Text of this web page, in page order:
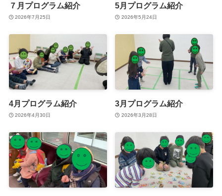
７月プログラム紹介
2026年7月25日
5月プログラム紹介
2026年5月24日
4月プログラム紹介
2026年4月30日
3月プログラム紹介
2026年3月28日